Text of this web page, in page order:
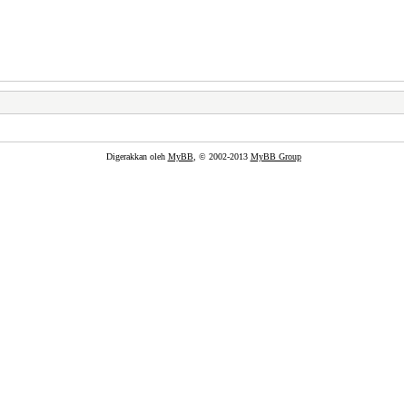
Digerakkan oleh MyBB, © 2002-2013 MyBB Group